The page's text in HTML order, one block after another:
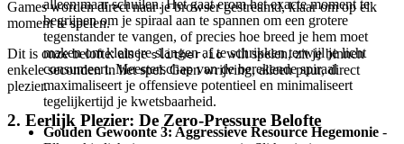
alleen maar schuilen. Het gaat erom het exacte moment te
begrijpen om je spiraal aan te spannen om een grotere
tegenstander te vangen, of precies hoe breed je hem moet
maken om kleinere slangen af te schrikken terwijl je licht
consumeert. Meesterschap van de berekende spiraal
maximaliseert je offensieve potentieel en minimaliseert
tegelijkertijd je kwetsbaarheid.
Gouden Gewoonte 3: Aggressieve Resource Hegemonie -
Games worden direct naar je browser gestreamd, klaar om op elk
moment te spelen.
Dit is onze belofte: als jeslither.iowilt spelen, zit je binnen
enkele seconden in het spel. Geen wrijving, alleen puur, direct
plezier.
2. Eerlijk Plezier: De Zero-Pressure Belofte